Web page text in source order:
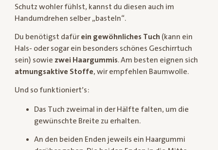
Schutz wohler fühlst, kannst du diesen auch im
Handumdrehen selber „basteln“.
Du benötigst dafür ein gewöhnliches Tuch (kann ein
Hals- oder sogar ein besonders schönes Geschirrtuch
sein) sowie zwei Haargummis. Am besten eignen sich
atmungsaktive Stoffe, wir empfehlen Baumwolle.
Und so funktioniert’s:
Das Tuch zweimal in der Hälfte falten, um die
gewünschte Breite zu erhalten.
An den beiden Enden jeweils ein Haargummi